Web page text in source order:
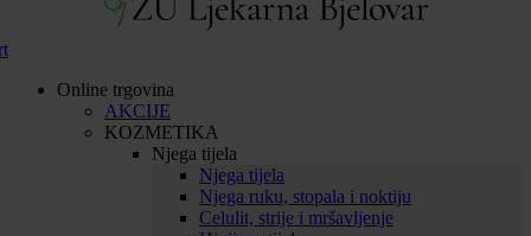
Online trgovina
AKCIJE
KOZMETIKA
Njega tijela
Njega tijela
Njega ruku, stopala i noktiju
Celulit, strije i mršavljenje